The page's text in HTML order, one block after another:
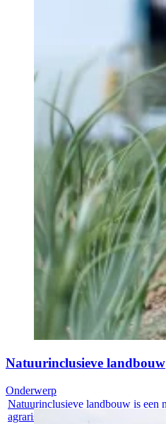
Natuurinclusieve landbouw
Natuurinclusieve landbouw is een
agrarische...
Onderwerp